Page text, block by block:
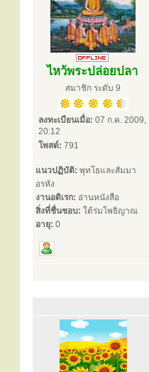
ไหว้พระปล่อยปลา
สมาชิก ระดับ 9
ลงทะเบียนเมื่อ: 07 ก.ค. 2009,
20:12
โพสต์: 791
แนวปฏิบัติ: พุทโธและสัมมา
อรหัง
งานอดิเรก: อ่านหนังสือ
สิ่งที่ชื่นชอบ: ใต้ร่มโพธิญาณ
อายุ: 0